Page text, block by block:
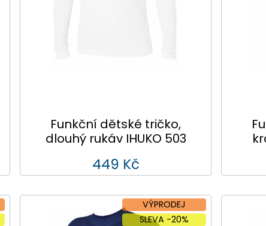
Funkční dětské tričko,
dlouhý rukáv IHUKO 503
449 Kč
VÝPRODEJ
SLEVA -20%